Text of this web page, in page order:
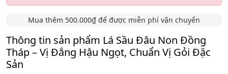
Mua thêm 500.000₫ để được miễn phí vận chuyển
Thông tin sản phẩm Lá Sầu Đâu Non Đồng
Tháp – Vị Đắng Hậu Ngọt, Chuẩn Vị Gỏi Đặc
Sản